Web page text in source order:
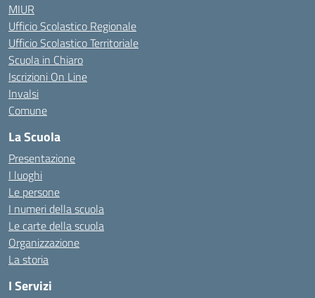
MIUR
Ufficio Scolastico Regionale
Ufficio Scolastico Territoriale
Scuola in Chiaro
Iscrizioni On Line
Invalsi
Comune
La Scuola
Presentazione
I luoghi
Le persone
I numeri della scuola
Le carte della scuola
Organizzazione
La storia
I Servizi